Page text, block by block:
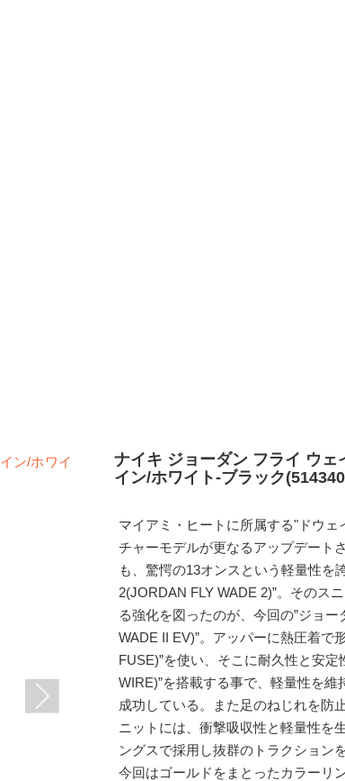
ナイキ ジョーダン フライ ウ
イン/ホワイト-ブラック
マイアミ・ヒートに所属する"ドウ
チャーモデルが更なるアップデート
も、驚愕の13オンスという軽量性を
2(JORDAN FLY WADE 2)”。そのス
る強化を図ったのが、今回の”ジョ
WADE II EV)”。アッパーに熱圧着で
FUSE)”を使い、そこに耐久性と安
WIRE)”を搭載する事で、軽量性を
成功している。また足のねじれを防
ニットには、衝撃吸収性と軽量性を
ングスで採用し抜群のトラクション
今回はゴールドをまとったカラーリ